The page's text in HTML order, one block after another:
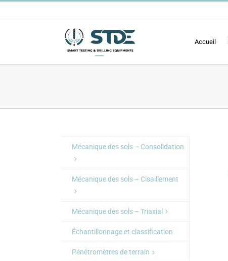
au
Accueil
Mécanique des sols – Consolidation
Mécanique des sols – Cisaillement
Mécanique des sols – Triaxial
Échantillonnage et classification
Pénétromètres de terrain